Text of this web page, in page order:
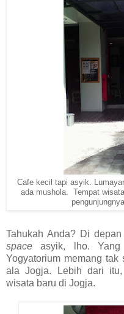
Cafe kecil tapi asyik.
ada mushola. Tempat
Tahukah Anda? Di
space asyik, lho.
Yogyatorium memang
ala Jogja. Lebih dari
wisata baru di Jogja.